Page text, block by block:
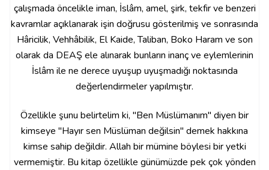
çalışmada öncelikle iman, İslâm, amel, şirk, tekfir ve benzeri
kavramlar açıklanarak işin doğrusu gösterilmiş ve sonrasında
Hâricilik, Vehhâbilik, El Kaide, Taliban, Boko Haram ve son
olarak da DEAŞ ele alınarak bunların inanç ve eylemlerinin
İslâm ile ne derece uyuşup uyuşmadığı noktasında
değerlendirmeler yapılmıştır.
Özellikle şunu belirtelim ki, "Ben Müslümanım" diyen bir
kimseye "Hayır sen Müslüman değilsin" demek hakkına
kimse sahip değildir. Allah bir mümine böylesi bir yetki
vermemiştir. Bu kitap özellikle günümüzde pek çok yönden